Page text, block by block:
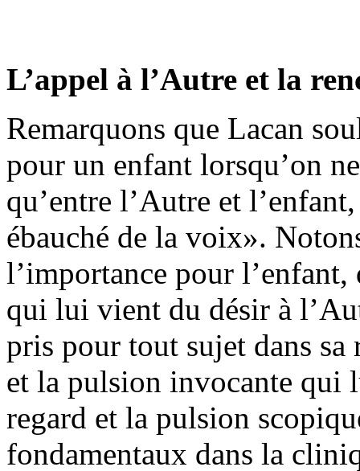
L’appel à l’Autre et la
Remarquons que Lacan
pour un enfant lorsqu’on
qu’entre l’Autre et
ébauché de la voix».
l’importance pour l’enfant,
qui lui vient du désir à
pris pour tout sujet dans
et la pulsion invocante qui
regard et la pulsion
fondamentaux dans la